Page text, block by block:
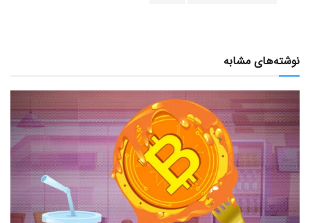
نوشته‌های مشابه